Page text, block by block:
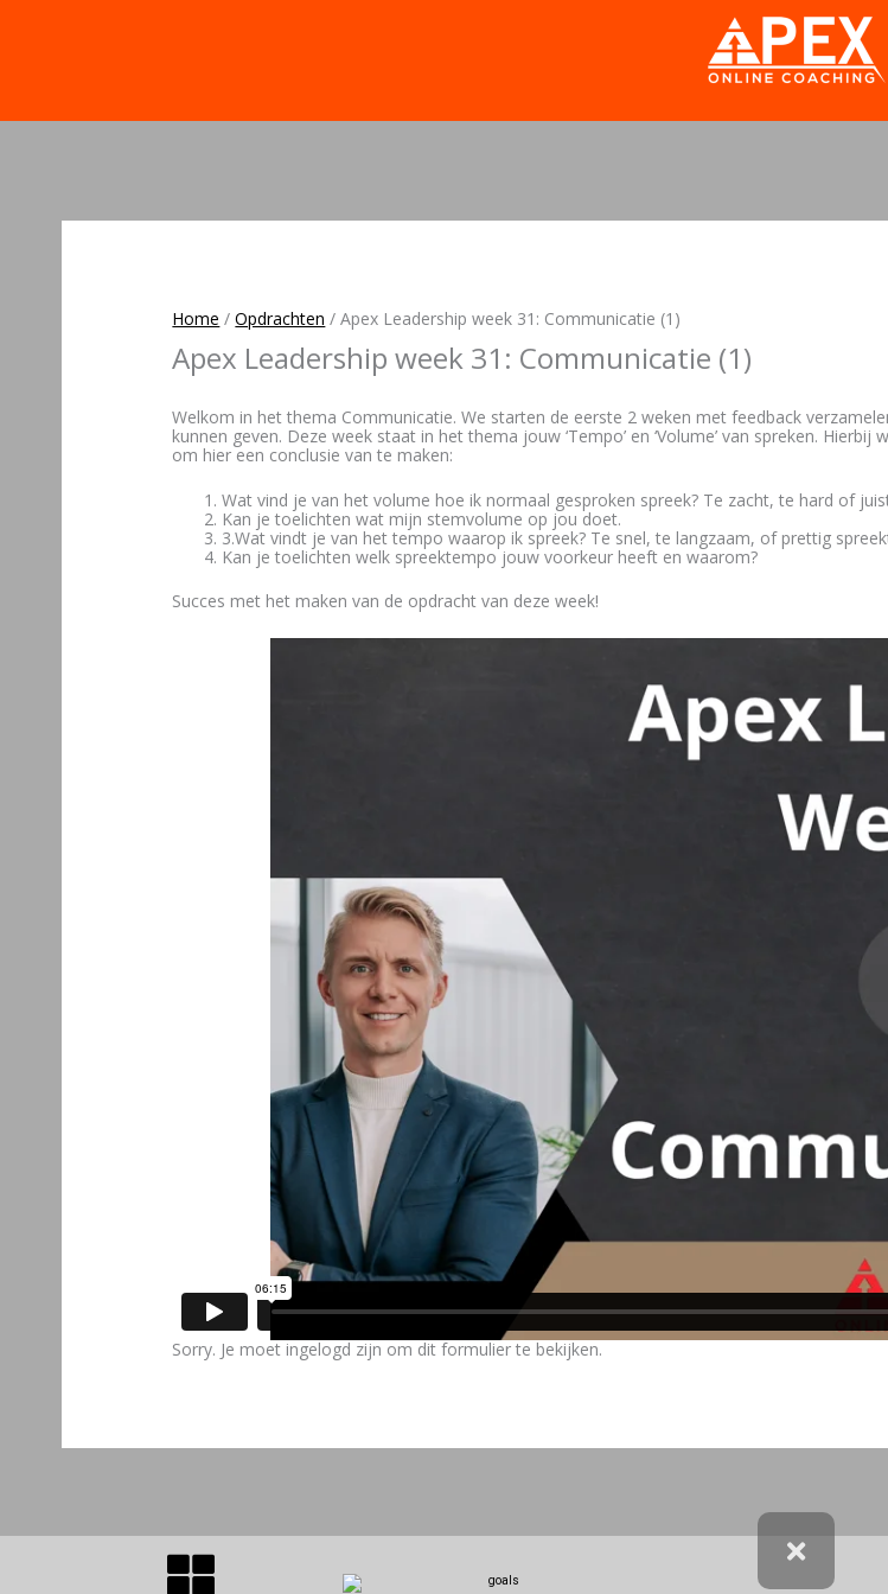
Home /Opdrachten /Apex Leadership week 31: Communicatie (1)
Apex Leadership week 31: Communicatie (1)
Welkom in het thema Communicatie. We starten de eerste 2 weken met feedback
kunnen geven. Deze week staat in het thema jouw ‘Tempo’ en ‘Volume’ van spreken.
om hier een conclusie van te maken:
Wat vind je van het volume hoe ik normaal gesproken spreek? Te zacht, te hard of
Kan je toelichten wat mijn stemvolume op jou doet.
3.Wat vindt je van het tempo waarop ik spreek? Te snel, te langzaam, of prettig
Kan je toelichten welk spreektempo jouw voorkeur heeft en waarom?
Succes met het maken van de opdracht van deze week!
Sorry. Je moet ingelogd zijn om dit formulier te bekijken.